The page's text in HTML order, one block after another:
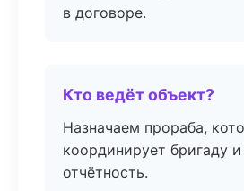
в договоре.
Кто ведёт объект?
Назначаем прораба,
координирует бригаду и
отчётность.